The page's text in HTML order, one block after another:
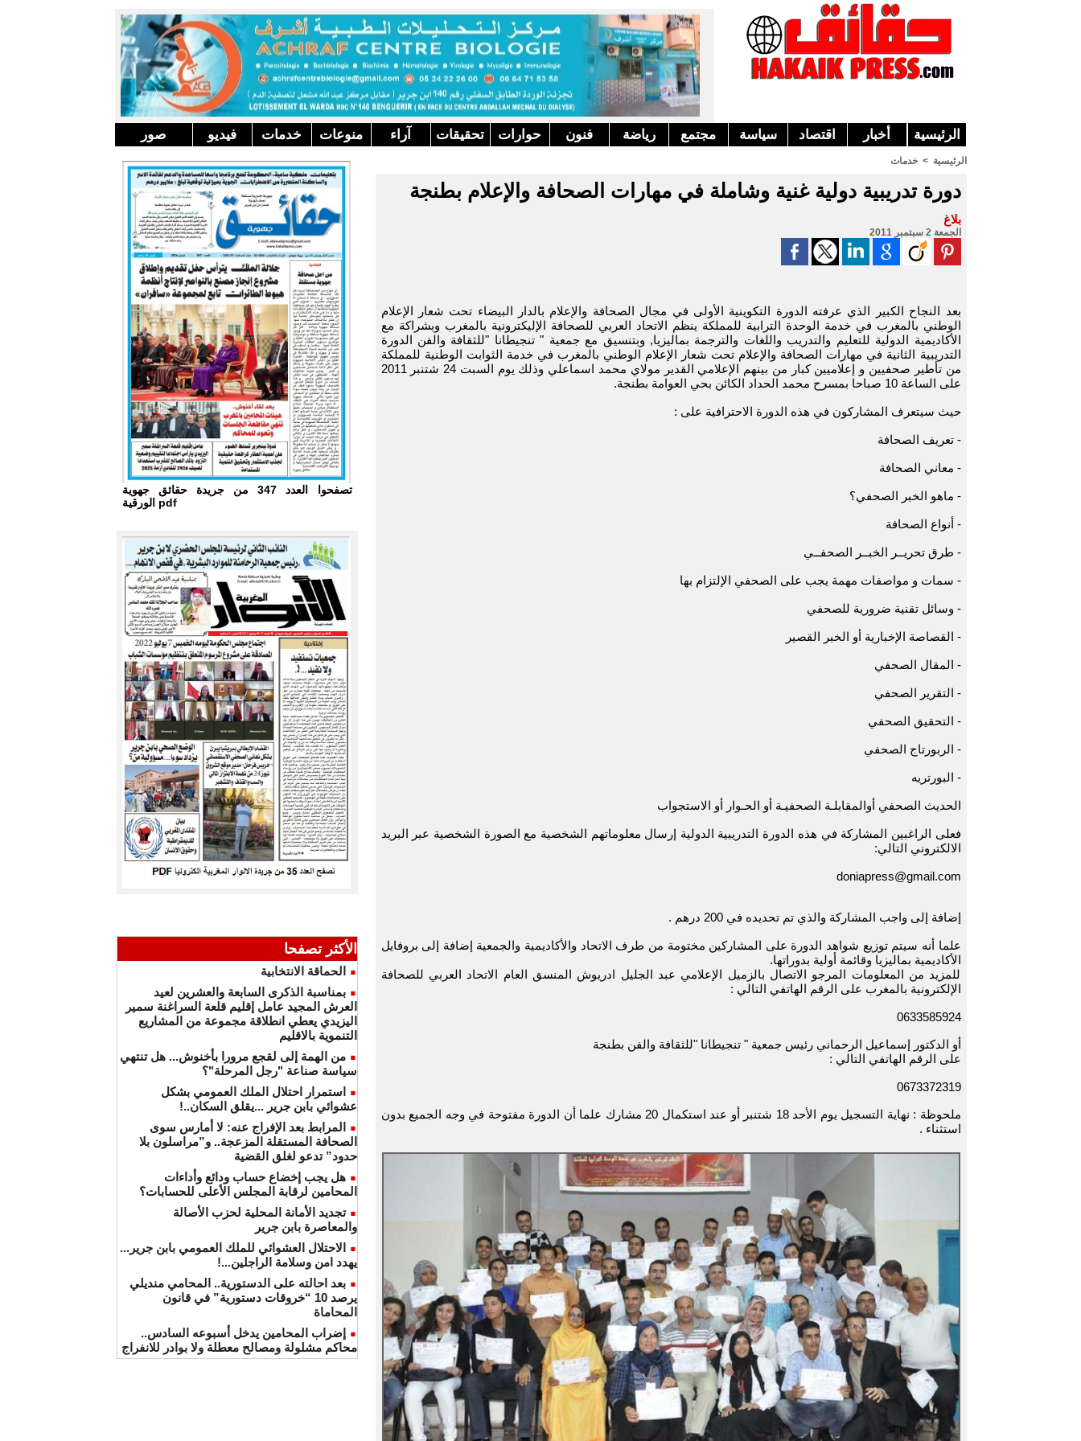
الرئيسية أخبار اقتصاد سياسة مجتمع رياضة فنون حوارات تحقيقات آراء منوعات خدمات فيديو صور
تصفحوا العدد 347 من جريدة حقائق جهوية
الورقية pdf
الأكثر تصفحا
الحماقة الانتخابية
بمناسبة الذكرى السابعة والعشرين لعيد
العرش المجيد عامل إقليم قلعة السراغنة سمير
اليزيدي يعطي انطلاقة مجموعة من المشاريع
التنموية بالاقليم
من الهمة إلى لقجع مرورا بأخنوش... هل تنتهي
سياسة صناعة "رجل المرحلة"؟
استمرار احتلال الملك العمومي بشكل
عشوائي بابن جرير ...يقلق السكان..!
المرابط بعد الإفراج عنه: لا أمارس سوى
الصحافة المستقلة المزعجة.. و”مراسلون بلا
حدود” تدعو لغلق القضية
هل يجب إخضاع حساب ودائع وأداءات
المحامين لرقابة المجلس الأعلى للحسابات؟
تجديد الأمانة المحلية لحزب الأصالة
والمعاصرة بابن جرير
الاحتلال العشوائي للملك العمومي بابن جرير...
يهدد امن وسلامة الراجلين...!
بعد احالته على الدستورية.. المحامي منديلي
يرصد 10 “خروقات دستورية” في قانون
المحاماة
إضراب المحامين يدخل أسبوعه السادس..
محاكم مشلولة ومصالح معطلة ولا بوادر للانفراج
الرئيسية > خدمات
دورة تدريبية دولية غنية وشاملة في مهارات الصحافة والإعلام بطنجة
بلاغ
الجمعة 2 سبتمبر 2011
بعد النجاح الكبير الذي عرفته الدورة التكوينية الأولى في مجال الصحافة والإعلام بالدار البيضاء تحت شعار الإعلام
الوطني بالمغرب في خدمة الوحدة الترابية للمملكة ينظم الاتحاد العربي للصحافة الإليكترونية بالمغرب وبشراكة مع
الأكاديمية الدولية للتعليم والتدريب واللغات والترجمة بماليزيا, وبتنسيق مع جمعية " تنجيطانا "للثقافة والفن الدورة
التدريبية الثانية في مهارات الصحافة والإعلام تحت شعار الإعلام الوطني بالمغرب في خدمة الثوابت الوطنية للمملكة
من تأطير صحفيين و إعلاميين كبار من بينهم الإعلامي القدير مولاي محمد اسماعلي وذلك يوم السبت 24 شتنبر 2011
على الساعة 10 صباحا بمسرح محمد الحداد الكائن بحي العوامة بطنجة.
حيث سيتعرف المشاركون في هذه الدورة الاحترافية على :
- تعريف الصحافة
- معاني الصحافة
- ماهو الخبر الصحفي؟
- أنواع الصحافة
- طرق تحريــر الخبــر الصحفــي
- سمات و مواصفات مهمة يجب على الصحفي الإلتزام بها
- وسائل تقنية ضرورية للصحفي
- القصاصة الإخبارية أو الخبر القصير
- المقال الصحفي
- التقرير الصحفي
- التحقيق الصحفي
- الربورتاج الصحفي
- البورتريه
الحديث الصحفي أوالمقابلـة الصحفيـة أو الحـوار أو الاستجواب
فعلى الراغبين المشاركة في هذه الدورة التدريبية الدولية إرسال معلوماتهم الشخصية مع الصورة الشخصية عبر البريد
الالكتروني التالي:
doniapress@gmail.com
إضافة إلى واجب المشاركة والذي تم تحديده في 200 درهم .
علما أنه سيتم توزيع شواهد الدورة على المشاركين مختومة من طرف الاتحاد والأكاديمية والجمعية إضافة إلى بروفايل
الأكاديمية بماليزيا وقائمة أولية بدوراتها.
للمزيد من المعلومات المرجو الاتصال بالزميل الإعلامي عبد الجليل ادريوش المنسق العام الاتحاد العربي للصحافة
الإلكترونية بالمغرب على الرقم الهاتفي التالي :
0633585924
أو الدكتور إسماعيل الرحماني رئيس جمعية " تنجيطانا "للثقافة والفن بطنجة
على الرقم الهاتفي التالي :
0673372319
ملحوظة : نهاية التسجيل يوم الأحد 18 شتنبر أو عند استكمال 20 مشارك علما أن الدورة مفتوحة في وجه الجميع بدون
استثناء .